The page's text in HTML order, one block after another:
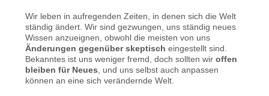
Wir leben in aufregenden Zeiten, in denen sich die Welt
ständig ändert. Wir sind gezwungen, uns ständig neues
Wissen anzueignen, obwohl die meisten von uns
Änderungen gegenüber skeptisch eingestellt sind.
Bekanntes ist uns weniger fremd, doch sollten wiroffen
bleiben für Neues , und uns selbst auch anpassen
können an eine sich verändernde Welt.